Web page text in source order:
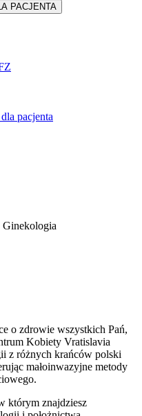
PACJENTA
pacjenta
Ginekologia
o zdrowie wszystkich Pań,
Kobiety Vratislavia
z różnych krańców polski
małoinwazyjne metody
którym znajdziesz